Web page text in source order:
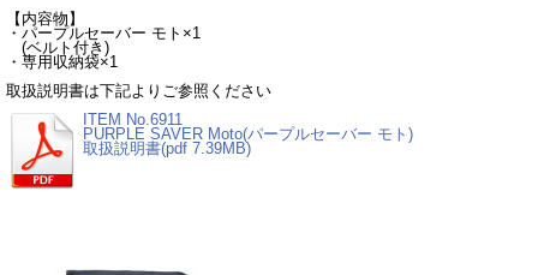
【内容物】
・パープルセーバー モト×1
(ベルト付き)
・専用収納袋×1
取扱説明書は下記よりご参照ください
ITEM No.6911
PURPLE SAVER Moto(パープルセーバー モト)
取扱説明書(pdf 7.39MB)